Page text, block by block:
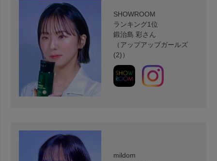
SHOWROOM
ランキング1位
鍛治島 彩さん
（アップアップガールズ
(2)）
mildom